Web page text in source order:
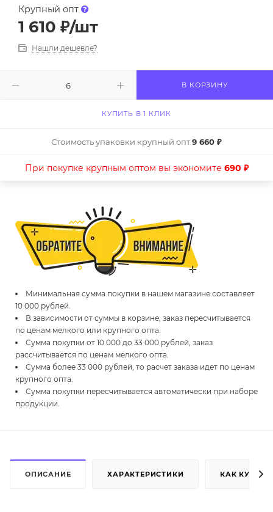
Крупный опт
1 610 ₽/шт
Нашли дешевле?
В КОРЗИНУ
КУПИТЬ В 1 КЛИК
Стоимость упаковки крупный опт9 660 ₽
При покупке крупным оптом вы экономите 690 ₽
Минимальная сумма покупки в нашем магазине составляет
10 000 рублей.
В зависимости от суммы в корзине, заказ пересчитывается
по ценам мелкого или крупного опта.
Сумма покупки от 10 000 до 33 000 рублей, заказ
рассчитывается по ценам мелкого опта.
Сумма более 33 000 рублей, то расчет заказа идет по ценам
крупного опта.
Сумма покупки пересчитывается автоматически при наборе
продукции.
ОПИСАНИЕ ХАРАКТЕРИСТИКИ КАК КУПИТЬ